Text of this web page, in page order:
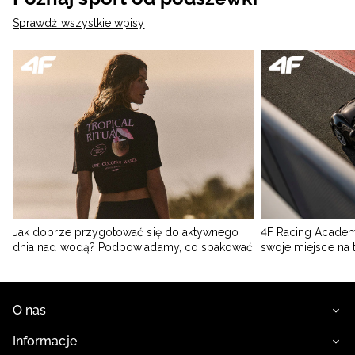
Sprawdź wszystkie wpisy
Jak dobrze przygotować się do aktywnego
dnia nad wodą? Podpowiadamy, co spakować
4F Racing
swoje miejsce na
O nas
Informacje